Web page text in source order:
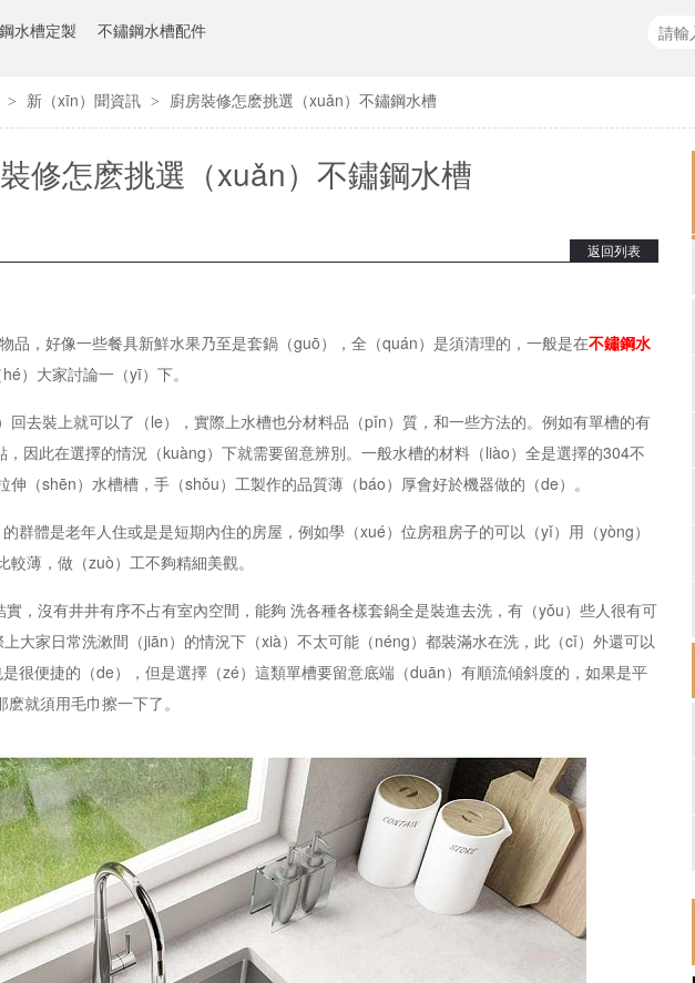
水槽定製 不鏽鋼水槽配件
> 新（xīn）聞資訊 > 廚房裝修怎麽挑選（xuǎn）不鏽鋼水槽
修怎麽挑選（xuǎn）不鏽鋼水槽
返回列表
，好像一些餐具新鮮水果乃至是套鍋（guō），全（quán）是須清理的，一般是在不鏽鋼水
）大家討論一（yī）下。
去裝上就可以了（le），實際上水槽也分材料品（pǐn）質，和一些方法的。例如有單槽的有
因此在選擇的情況（kuàng）下就需要留意辨別。一般水槽的材料（liào）全是選擇的304不
（shēn）水槽槽，手（shǒu）工製作的品質薄（báo）厚會好於機器做的（de）。
體是老年人住或是是短期內住的房屋，例如學（xué）位房租房子的可以（yǐ）用（yòng）
薄，做（zuò）工不夠精細美觀。
沒有井井有序不占有室內空間，能夠 洗各種各樣套鍋全是裝進去洗，有（yǒu）些人很有可
大家日常洗漱間（jiān）的情況下（xià）不太可能（néng）都裝滿水在洗，此（cǐ）外還可以
很便捷的（de），但是選擇（zé）這類單槽要留意底端（duān）有順流傾斜度的，如果是平
就須用毛巾擦一下了。